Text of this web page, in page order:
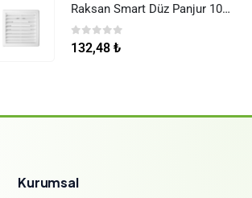
Raksan Smart Düz Panjur 100 mm Sinek Telli
0 5 üzerinden
132,48 ₺
Kurumsal